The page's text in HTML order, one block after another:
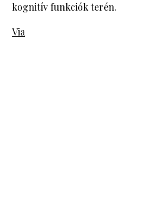
kognitív funkciók terén.
Via